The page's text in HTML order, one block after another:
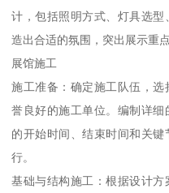
计，包括照明方式、灯具选
造出合适的氛围，突出展示重点
展馆施工
施工准备：确定施工队伍，
誉良好的施工单位。编制详
的开始时间、结束时间和关
行。
基础与结构施工：根据设计